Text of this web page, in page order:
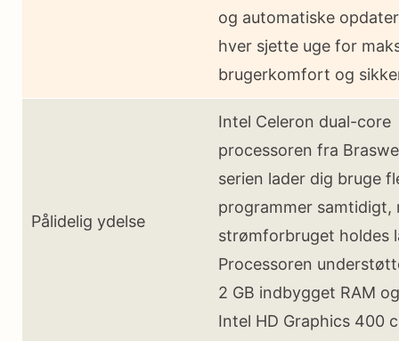
og automatiske
hver sjette uge for
brugerkomfort og
Pålidelig ydelse
Intel Celeron dual-core
processoren fra
serien lader dig bruge
programmer samtidigt,
strømforbruget holdes
Processoren
2 GB indbygget RAM
Intel HD Graphics 400